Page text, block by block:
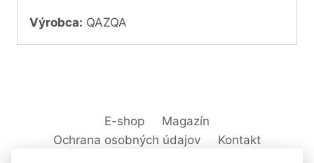
Výrobca: QAZQA
E-shop
Magazín
Ochrana osobných údajov
Kontakt